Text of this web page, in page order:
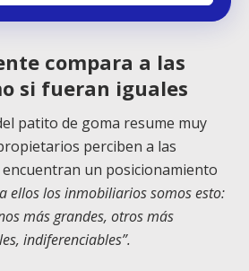
compara a las
si fueran iguales
patito de goma resume muy
perciben a las
un posicionamiento
ellos los inmobiliarios somos esto:
más grandes, otros más
indiferenciables”.